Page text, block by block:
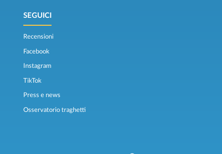
SEGUICI
Recensioni
Facebook
Instagram
TikTok
Press e news
Osservatorio traghetti